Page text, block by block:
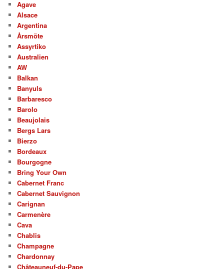
Agave
Alsace
Argentina
Årsmöte
Assyrtiko
Australien
AW
Balkan
Banyuls
Barbaresco
Barolo
Beaujolais
Bergs Lars
Bierzo
Bordeaux
Bourgogne
Bring Your Own
Cabernet Franc
Cabernet Sauvignon
Carignan
Carmenère
Cava
Chablis
Champagne
Chardonnay
Châteauneuf-du-Pape